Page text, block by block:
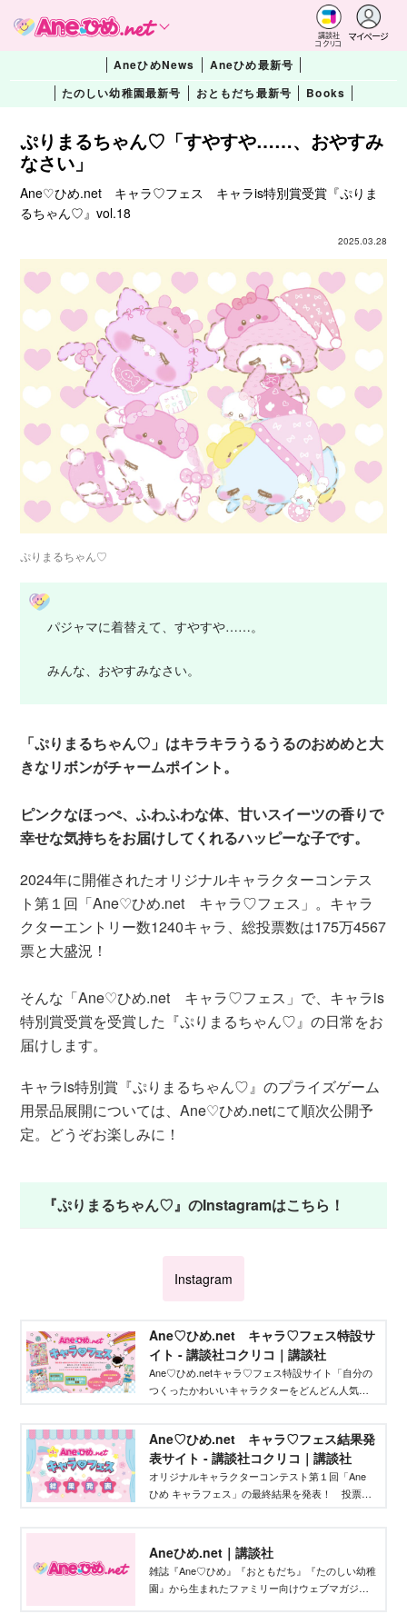
講談社
コクリコ
マイページ
AneひめNews
Aneひめ最新号
たのしい幼稚園最新号
おともだち最新号 Books
ぷりまるちゃん♡「すやすや……、おやすみ
なさい」
Ane♡ひめ.net キャラ♡フェス キャラis特別賞受賞『ぷりま
るちゃん♡』vol.18
2025.03.28
ぷりまるちゃん♡
パジャマに着替えて、すやすや……。
みんな、おやすみなさい。
「ぷりまるちゃん♡」はキラキラうるうるのおめめと大
きなリボンがチャームポイント。
ピンクなほっぺ、ふわふわな体、甘いスイーツの香りで
幸せな気持ちをお届けしてくれるハッピーな子です。
2024年に開催されたオリジナルキャラクターコンテス
ト第１回「Ane♡ひめ.net キャラ♡フェス」。キャラ
クターエントリー数1240キャラ、総投票数は175万4567
票と大盛況！
そんな「Ane♡ひめ.net キャラ♡フェス」で、キャラis
特別賞受賞を受賞した『ぷりまるちゃん♡』の日常をお
届けします。
キャラis特別賞『ぷりまるちゃん♡』のプライズゲーム
用景品展開については、Ane♡ひめ.netにて順次公開予
定。どうぞお楽しみに！
『ぷりまるちゃん♡』のInstagramはこちら！
Instagram
Ane♡ひめ.net キャラ♡フェス特設サ
イト - 講談社コクリコ｜講談社
Ane♡ひめ.netキャラ♡フェス特設サイト「自分の
つくったかわいいキャラクターをどんどん人気者
作りたいクリエイターを応援するイベントです！
Ane♡ひめ.net キャラ♡フェス結果発
表サイト - 講談社コクリコ｜講談社
オリジナルキャラクターコンテスト第１回「Ane
ひめ キャラフェス」の最終結果を発表！ 投票結
しました。
Aneひめ.net｜講談社
雑誌『Ane♡ひめ』『おともだち』『たのしい幼稚
園』から生まれたファミリー向けウェブマガジ